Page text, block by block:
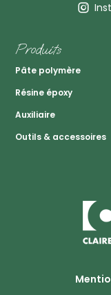
Produits
Pâte polymère
Résine époxy
Auxiliaire
Outils & accessoires